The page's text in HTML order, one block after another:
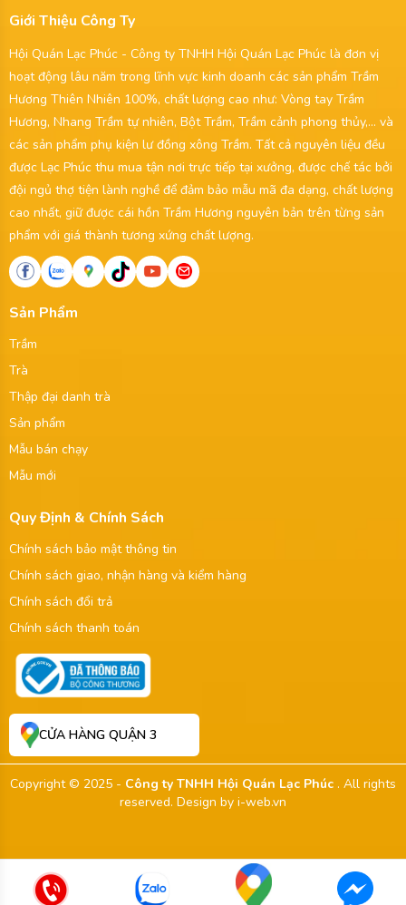
Giới Thiệu Công Ty
Hội Quán Lạc Phúc - Công ty TNHH Hội Quán Lạc Phúc là đơn vị
hoạt động lâu năm trong lĩnh vực kinh doanh các sản phẩm Trầm
Hương Thiên Nhiên 100%, chất lượng cao như: Vòng tay Trầm
Hương, Nhang Trầm tự nhiên, Bột Trầm, Trầm cảnh phong thủy,... và
các sản phẩm phụ kiện lư đồng xông Trầm. Tất cả nguyên liệu đều
được Lạc Phúc thu mua tận nơi trực tiếp tại xưởng, được chế tác bởi
đội ngủ thợ tiện lành nghề để đảm bảo mẫu mã đa dạng, chất lượng
cao nhất, giữ được cái hồn Trầm Hương nguyên bản trên từng sản
phẩm với giá thành tương xứng chất lượng.
Sản Phẩm
Trầm
Trà
Thập đại danh trà
Sản phẩm
Mẫu bán chạy
Mẫu mới
Quy Định & Chính Sách
Chính sách bảo mật thông tin
Chính sách giao, nhận hàng và kiểm hàng
Chính sách đổi trả
Chính sách thanh toán
CỬA HÀNG QUẬN 3
Copyright © 2025 - Công ty TNHH Hội Quán Lạc Phúc . All rights
reserved. Design by i-web.vn